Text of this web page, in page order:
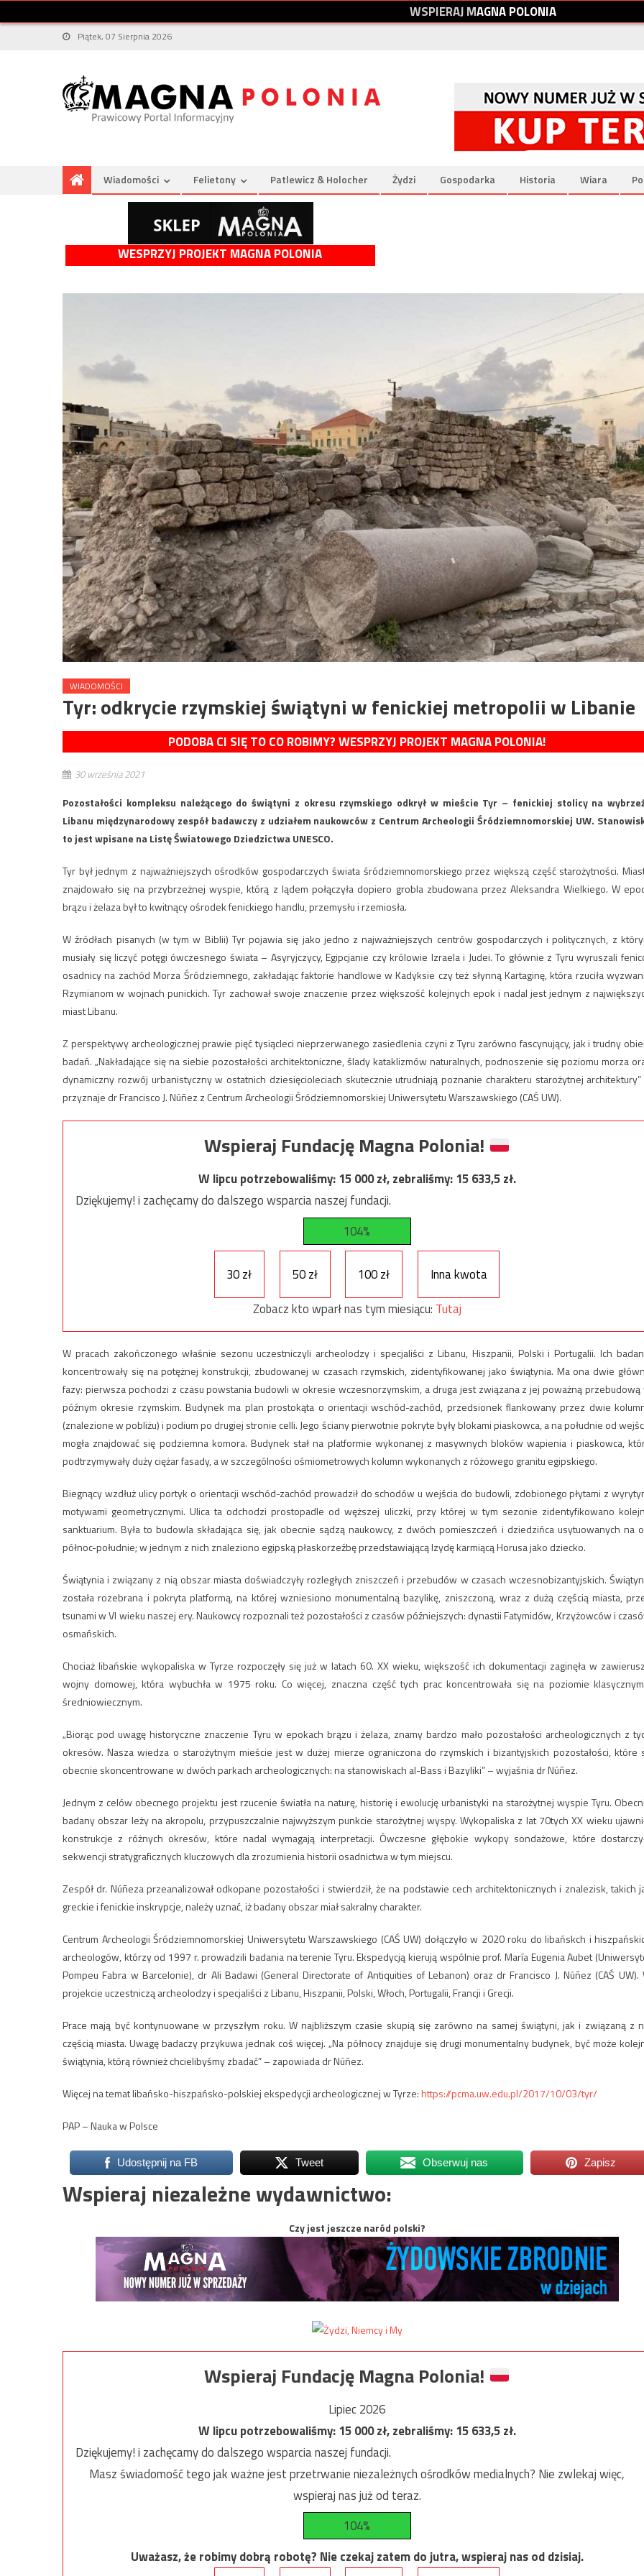
WSPIERAJMAGNAPOLONIA
Piątek, 07 Sierpnia 2026
Wiadomości Felietony Patlewicz & Holocher Żydzi Gospodarka Historia Wiara
WESPRZYJ PROJEKT MAGNA POLONIA
WIADOMOŚCI
Tyr: odkrycie rzymskiej świątyni w fenickiej metropolii w Libanie
PODOBA CI SIĘ TO CO ROBIMY? WESPRZYJ PROJEKT MAGNA POLONIA!
30 września 2021
Pozostałości kompleksu należącego do świątyni z okresu rzymskiego odkrył w mieście Tyr – fenickiej stolicy na
Libanu międzynarodowy zespół badawczy z udziałem naukowców z Centrum Archeologii Śródziemnomorskiej UW.
to jest wpisane na Listę Światowego Dziedzictwa UNESCO.
Tyr był jednym z najważniejszych ośrodków gospodarczych świata śródziemnomorskiego przez większą część starożytności.
znajdowało się na przybrzeżnej wyspie, którą z lądem połączyła dopiero grobla zbudowana przez Aleksandra Wielkiego. W
brązu i żelaza był to kwitnący ośrodek fenickiego handlu, przemysłu i rzemiosła.
W źródłach pisanych (w tym w Biblii) Tyr pojawia się jako jedno z najważniejszych centrów gospodarczych i politycznych, z
musiały się liczyć potęgi ówczesnego świata – Asyryjczycy, Egipcjanie czy królowie Izraela i Judei. To głównie z Tyru wyruszali
osadnicy na zachód Morza Śródziemnego, zakładając faktorie handlowe w Kadyksie czy też słynną Kartaginę, która rzuciła
Rzymianom w wojnach punickich. Tyr zachował swoje znaczenie przez większość kolejnych epok i nadal jest jednym z
miast Libanu.
Z perspektywy archeologicznej prawie pięć tysiącleci nieprzerwanego zasiedlenia czyni z Tyru zarówno fascynujący, jak i trudny
badań. „Nakładające się na siebie pozostałości architektoniczne, ślady kataklizmów naturalnych, podnoszenie się poziomu morza
dynamiczny rozwój urbanistyczny w ostatnich dziesięcioleciach skutecznie utrudniają poznanie charakteru starożytnej
przyznaje dr Francisco J. Núñez z Centrum Archeologii Śródziemnomorskiej Uniwersytetu Warszawskiego (CAŚ UW).
Wspieraj Fundację Magna Polonia!
W lipcu potrzebowaliśmy:15 000zł, zebraliśmy:15 633,5zł.
Dziękujemy! i zachęcamy do dalszego wsparcia naszej fundacji.
104%
30 zł 50 zł 100 zł
Inna kwota
Zobacz kto wparł nas tym miesiącu: Tutaj
W pracach zakończonego właśnie sezonu uczestniczyli archeolodzy i specjaliści z Libanu, Hiszpanii, Polski i Portugalii. Ich
koncentrowały się na potężnej konstrukcji, zbudowanej w czasach rzymskich, zidentyfikowanej jako świątynia. Ma ona dwie
fazy: pierwsza pochodzi z czasu powstania budowli w okresie wczesnorzymskim, a druga jest związana z jej poważną przebudową
późnym okresie rzymskim. Budynek ma plan prostokąta o orientacji wschód-zachód, przedsionek flankowany przez dwie
(znalezione w pobliżu) i podium po drugiej stronie celli. Jego ściany pierwotnie pokryte były blokami piaskowca, a na południe od
mogła znajdować się podziemna komora. Budynek stał na platformie wykonanej z masywnych bloków wapienia i piaskowca,
podtrzymywały duży ciężar fasady, a w szczególności ośmiometrowych kolumn wykonanych z różowego granitu egipskiego.
Biegnący wzdłuż ulicy portyk o orientacji wschód-zachód prowadził do schodów u wejścia do budowli, zdobionego płytami z
motywami geometrycznymi. Ulica ta odchodzi prostopadle od węższej uliczki, przy której w tym sezonie zidentyfikowano
sanktuarium. Była to budowla składająca się, jak obecnie sądzą naukowcy, z dwóch pomieszczeń i dziedzińca usytuowanych na
północ-południe; w jednym z nich znaleziono egipską płaskorzeźbę przedstawiającą Izydę karmiącą Horusa jako dziecko.
Świątynia i związany z nią obszar miasta doświadczyły rozległych zniszczeń i przebudów w czasach wczesnobizantyjskich.
została rozebrana i pokryta platformą, na której wzniesiono monumentalną bazylikę, zniszczoną, wraz z dużą częścią miasta,
tsunami w VI wieku naszej ery. Naukowcy rozpoznali też pozostałości z czasów późniejszych: dynastii Fatymidów, Krzyżowców i
osmańskich.
Chociaż libańskie wykopaliska w Tyrze rozpoczęły się już w latach 60. XX wieku, większość ich dokumentacji zaginęła w
wojny domowej, która wybuchła w 1975 roku. Co więcej, znaczna część tych prac koncentrowała się na poziomie
średniowiecznym.
„Biorąc pod uwagę historyczne znaczenie Tyru w epokach brązu i żelaza, znamy bardzo mało pozostałości archeologicznych z
okresów. Nasza wiedza o starożytnym mieście jest w dużej mierze ograniczona do rzymskich i bizantyjskich pozostałości, które
obecnie skoncentrowane w dwóch parkach archeologicznych: na stanowiskach al-Bass i Bazyliki” – wyjaśnia dr Núñez.
Jednym z celów obecnego projektu jest rzucenie światła na naturę, historię i ewolucję urbanistyki na starożytnej wyspie Tyru.
badany obszar leży na akropolu, przypuszczalnie najwyższym punkcie starożytnej wyspy. Wykopaliska z lat 70tych XX wieku
konstrukcje z różnych okresów, które nadal wymagają interpretacji. Ówczesne głębokie wykopy sondażowe, które
sekwencji stratygraficznych kluczowych dla zrozumienia historii osadnictwa w tym miejscu.
Zespół dr. Núñeza przeanalizował odkopane pozostałości i stwierdził, że na podstawie cech architektonicznych i znalezisk, takich
greckie i fenickie inskrypcje, należy uznać, iż badany obszar miał sakralny charakter.
Centrum Archeologii Śródziemnomorskiej Uniwersytetu Warszawskiego (CAŚ UW) dołączyło w 2020 roku do libańskch i
archeologów, którzy od 1997 r. prowadzili badania na terenie Tyru. Ekspedycją kierują wspólnie prof. María Eugenia Aubet
Pompeu Fabra w Barcelonie), dr Ali Badawi (General Directorate of Antiquities of Lebanon) oraz dr Francisco J. Núñez (CAŚ UW).
projekcie uczestniczą archeolodzy i specjaliści z Libanu, Hiszpanii, Polski, Włoch, Portugalii, Francji i Grecji.
Prace mają być kontynuowane w przyszłym roku. W najbliższym czasie skupią się zarówno na samej świątyni, jak i związaną z
częścią miasta. Uwagę badaczy przykuwa jednak coś więcej. „Na północy znajduje się drugi monumentalny budynek, być może
świątynia, którą również chcielibyśmy zbadać” – zapowiada dr Núñez.
Więcej na temat libańsko-hiszpańsko-polskiej ekspedycji archeologicznej w Tyrze:https://pcma.uw.edu.pl/2017/10/03/tyr/
PAP – Nauka w Polsce
Udostępnij na FB Tweet Obserwuj nas Zapisz
Wspieraj niezależne wydawnictwo:
Czy jest jeszcze naród polski?
Wspieraj Fundację Magna Polonia!
Lipiec 2026
W lipcu potrzebowaliśmy:15 000zł, zebraliśmy:15 633,5zł.
Dziękujemy! i zachęcamy do dalszego wsparcia naszej fundacji.
Masz świadomość tego jak ważne jest przetrwanie niezależnych ośrodków medialnych? Nie zwlekaj więc,
wspieraj nas już od teraz.
104%
Uważasz, że robimy dobrą robotę? Nie czekaj zatem do jutra, wspieraj nas od dzisiaj.